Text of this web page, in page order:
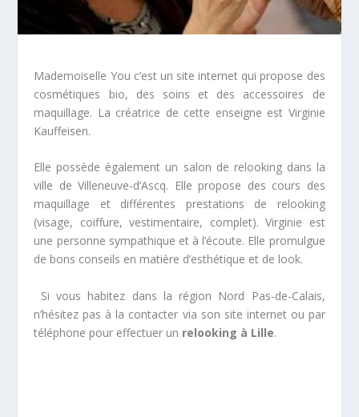
Mademoiselle You c’est un site internet qui propose des
cosmétiques bio, des soins et des accessoires de
maquillage. La créatrice de cette enseigne est Virginie
Kauffeisen.
Elle possède également un salon de relooking dans la
ville de Villeneuve-d’Ascq. Elle propose des cours des
maquillage et différentes prestations de relooking
(visage, coiffure, vestimentaire, complet). Virginie est
une personne sympathique et à l’écoute. Elle promulgue
de bons conseils en matière d’esthétique et de look.
Si vous habitez dans la région Nord Pas-de-Calais,
n’hésitez pas à la contacter via son site internet ou par
téléphone pour effectuer un relooking à Lille.